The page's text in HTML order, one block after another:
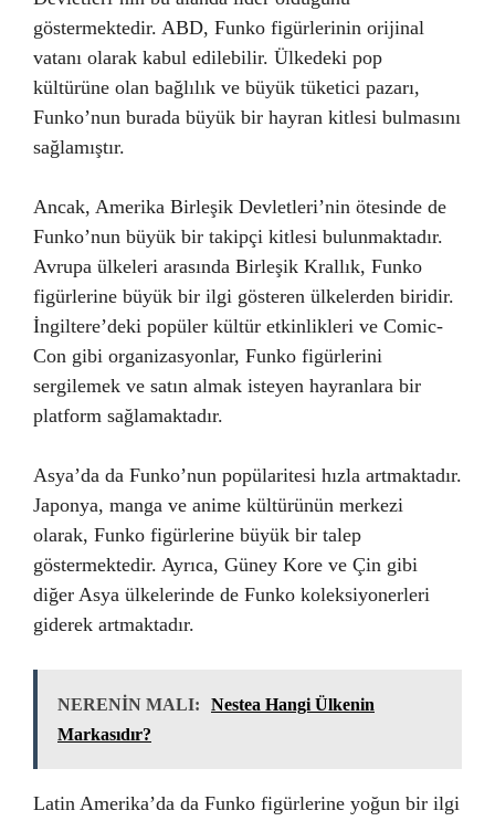
göstermektedir. ABD, Funko figürlerinin orijinal
vatanı olarak kabul edilebilir. Ülkedeki pop
kültürüne olan bağlılık ve büyük tüketici pazarı,
Funko’nun burada büyük bir hayran kitlesi bulmasını
sağlamıştır.
Ancak, Amerika Birleşik Devletleri’nin ötesinde de
Funko’nun büyük bir takipçi kitlesi bulunmaktadır.
Avrupa ülkeleri arasında Birleşik Krallık, Funko
figürlerine büyük bir ilgi gösteren ülkelerden biridir.
İngiltere’deki popüler kültür etkinlikleri ve Comic-
Con gibi organizasyonlar, Funko figürlerini
sergilemek ve satın almak isteyen hayranlara bir
platform sağlamaktadır.
Asya’da da Funko’nun popülaritesi hızla artmaktadır.
Japonya, manga ve anime kültürünün merkezi
olarak, Funko figürlerine büyük bir talep
göstermektedir. Ayrıca, Güney Kore ve Çin gibi
diğer Asya ülkelerinde de Funko koleksiyonerleri
giderek artmaktadır.
NERENİN MALI:
Nestea Hangi Ülkenin
Markasıdır?
Latin Amerika’da da Funko figürlerine yoğun bir ilgi